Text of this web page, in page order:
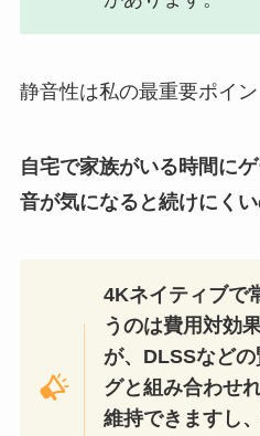
静音性は私の最重要ポイン
自宅で家族がいる時間に
音が気になると続けにくい
4Kネイティブで
うのは費用対効
が、DLSSなど
グと組み合わせ
維持できますし